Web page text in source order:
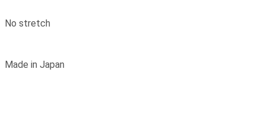
No stretch
Made in Japan